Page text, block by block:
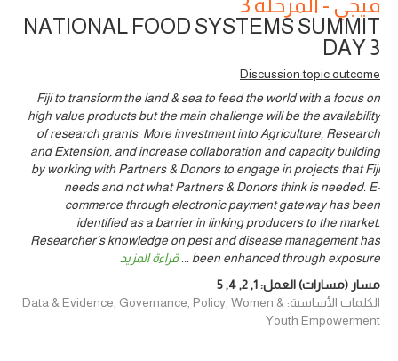
NATIONAL FOOD SYSTEMS SUMMIT
DAY 3
Discussion topic outcome
Fiji to transform the land & sea to feed the world with a focus on
high value products but the main challenge will be the availability
of research grants. More investment into Agriculture, Research
and Extension, and increase collaboration and capacity building
by working with Partners & Donors to engage in projects that Fiji
needs and not what Partners & Donors think is needed. E-
commerce through electronic payment gateway has been
identified as a barrier in linking producers to the market.
Researcher’s knowledge on pest and disease management has
been enhanced through exposure
... قراءة المزيد
مسار (مسارات) العمل:1
,
2
,
4
,
5
الكلمات الأساسية: Data & Evidence, Governance, Policy, Women &
Youth Empowerment